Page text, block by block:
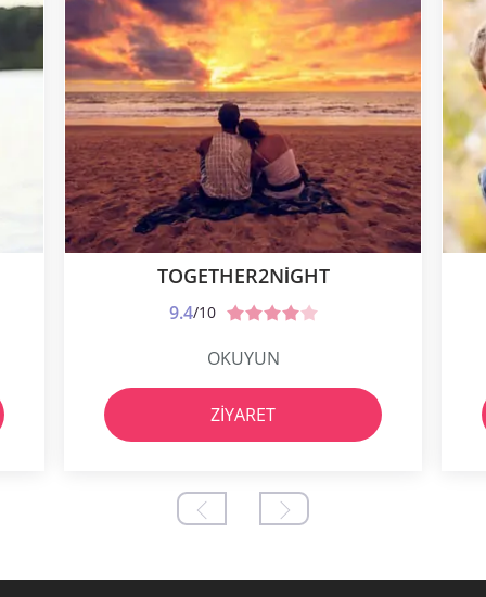
TOGETHER2NIGHT
9.4/10
OKUYUN
ZIYARET